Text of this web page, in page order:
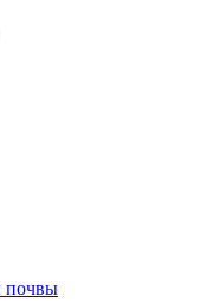
почвы